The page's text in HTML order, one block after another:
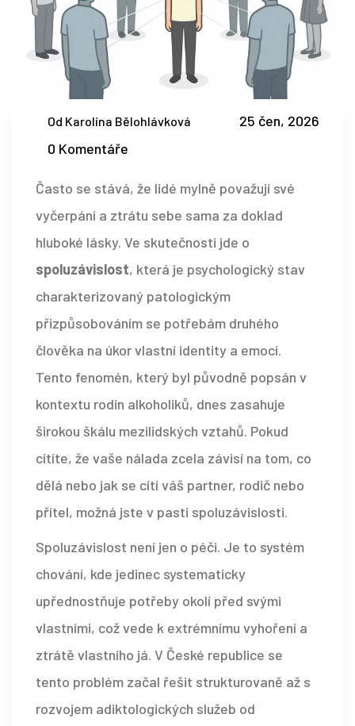
Od Karolína Bělohlávková
25 čen, 2026
0 Komentáře
Často se stává, že lidé mylně považují své
vyčerpání a ztrátu sebe sama za doklad
hluboké lásky. Ve skutečnosti jde o
spoluzávislost, která je psychologický stav
charakterizovaný patologickým
přizpůsobováním se potřebám druhého
člověka na úkor vlastní identity a emocí.
Tento fenomén, který byl původně popsán v
kontextu rodin alkoholiků, dnes zasahuje
širokou škálu mezilidských vztahů. Pokud
cítíte, že vaše nálada zcela závisí na tom, co
dělá nebo jak se cítí váš partner, rodič nebo
přítel, možná jste v pasti spoluzávislosti.
Spoluzávislost není jen o péči. Je to systém
chování, kde jedinec systematicky
upřednostňuje potřeby okolí před svými
vlastními, což vede k extrémnímu vyhoření a
ztrátě vlastního já. V České republice se
tento problém začal řešit strukturovaně až s
rozvojem adiktologických služeb od